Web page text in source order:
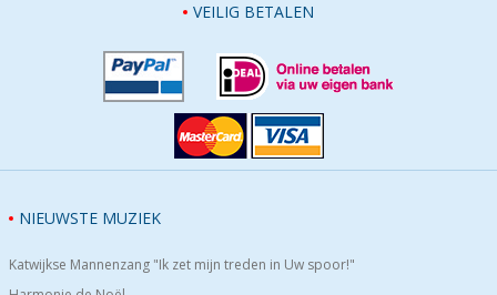
VEILIG BETALEN
NIEUWSTE MUZIEK
Katwijkse Mannenzang "Ik zet mijn treden in Uw spoor!"